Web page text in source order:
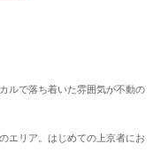
ルで落ち着いた雰囲気が不動の
エリア。はじめての上京者にお